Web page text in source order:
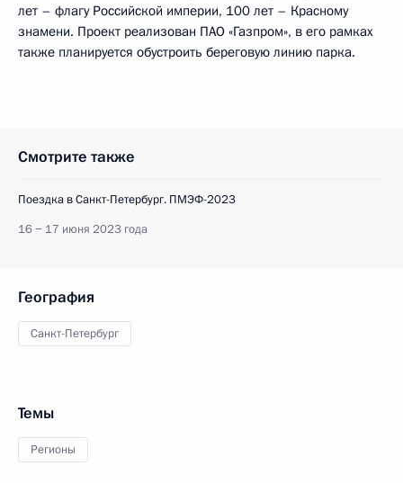
лет – флагу Российской империи, 100 лет – Красному
знамени. Проект реализован ПАО «Газпром», в его рамках
также планируется обустроить береговую линию парка.
Смотрите также
Поездка в Санкт-Петербург. ПМЭФ-2023
16 − 17 июня 2023 года
География
Санкт-Петербург
Темы
Регионы